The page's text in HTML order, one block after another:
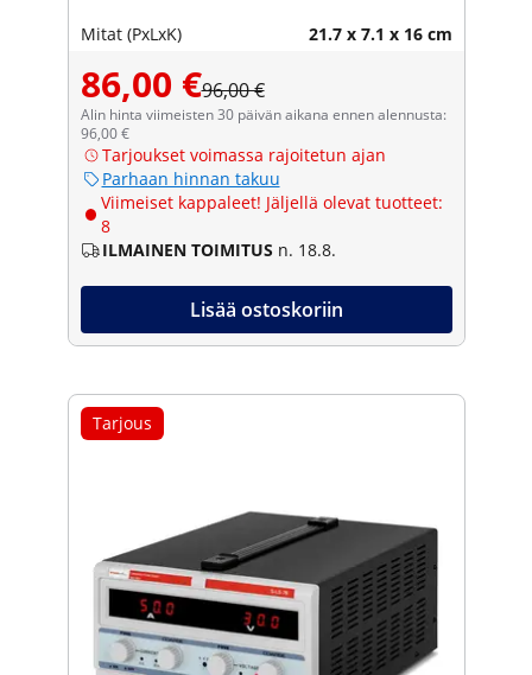
Mitat (PxLxK) 21.7 x 7.1 x 16 cm
86,00 €96,00 €
Alin hinta viimeisten 30 päivän aikana ennen alennusta:
96,00 €
Tarjoukset voimassa rajoitetun ajan
Parhaan hinnan takuu
Viimeiset kappaleet! Jäljellä olevat tuotteet:
8
ILMAINEN TOIMITUS n. 18.8.
Lisää ostoskoriin
Tarjous